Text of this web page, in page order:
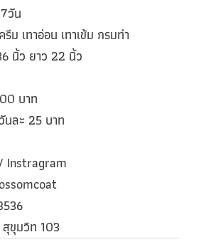
วัน
ม เทาอ่อน เทาเข้ม กรมท่า
นิ้ว ยาว 22 นิ้ว
บาท
นละ 25 บาท
Instragram
ขุมวิท 103